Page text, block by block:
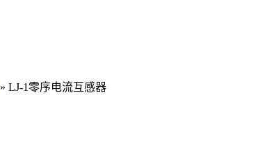
» LJ-1零序电流互感器